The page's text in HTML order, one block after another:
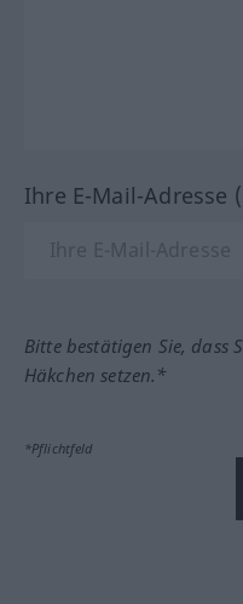
Ihre E-Mail-Adresse
Bitte bestätigen Sie, dass
Häkchen setzen.*
*Pflichtfeld